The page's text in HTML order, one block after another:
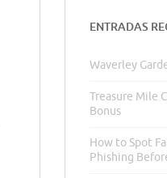
ENTRADAS
Waverley
Treasure Mile
Bonus
How to Spot
Phishing